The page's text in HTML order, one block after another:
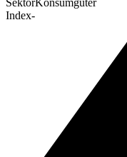
SektorKonsumgüter
Index-